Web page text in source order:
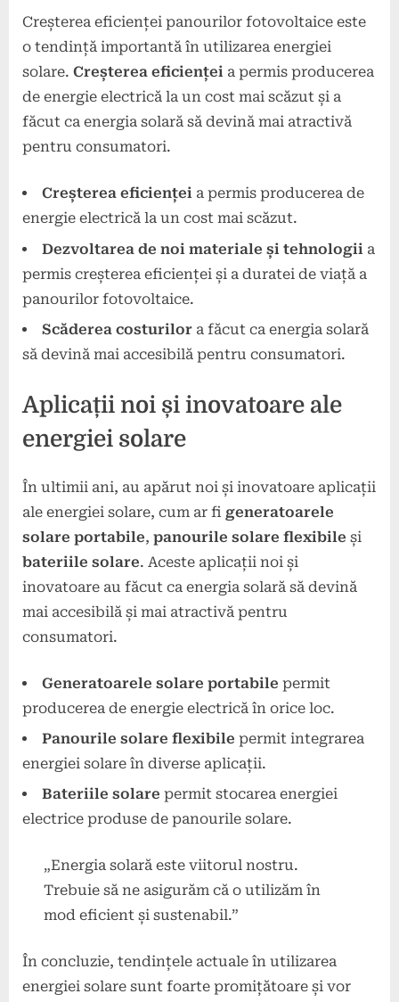
Creșterea eficienței panourilor fotovoltaice este
o tendință importantă în utilizarea energiei
solare. Creșterea eficienței a permis producerea
de energie electrică la un cost mai scăzut și a
făcut ca energia solară să devină mai atractivă
pentru consumatori.
Creșterea eficienței a permis producerea de
energie electrică la un cost mai scăzut.
Dezvoltarea de noi materiale și tehnologii a
permis creșterea eficienței și a duratei de viață a
panourilor fotovoltaice.
Scăderea costurilor a făcut ca energia solară
să devină mai accesibilă pentru consumatori.
Aplicații noi și inovatoare ale
energiei solare
În ultimii ani, au apărut noi și inovatoare aplicații
ale energiei solare, cum ar fi generatoarele
solare portabile, panourile solare flexibile și
bateriile solare. Aceste aplicații noi și
inovatoare au făcut ca energia solară să devină
mai accesibilă și mai atractivă pentru
consumatori.
Generatoarele solare portabile permit
producerea de energie electrică în orice loc.
Panourile solare flexibile permit integrarea
energiei solare în diverse aplicații.
Bateriile solare permit stocarea energiei
electrice produse de panourile solare.
„Energia solară este viitorul nostru.
Trebuie să ne asigurăm că o utilizăm în
mod eficient și sustenabil.”
În concluzie, tendințele actuale în utilizarea
energiei solare sunt foarte promițătoare și vor